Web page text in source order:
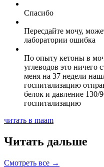
Спасибо
Пересдайте мочу,
лаборатории ошибка
По опыту кетоны в
углеводов это ничего
меня на 37 недели
госпитализацию
белок и давление
госпитализацию
читать в maam
Читать дальше
Смотреть все →